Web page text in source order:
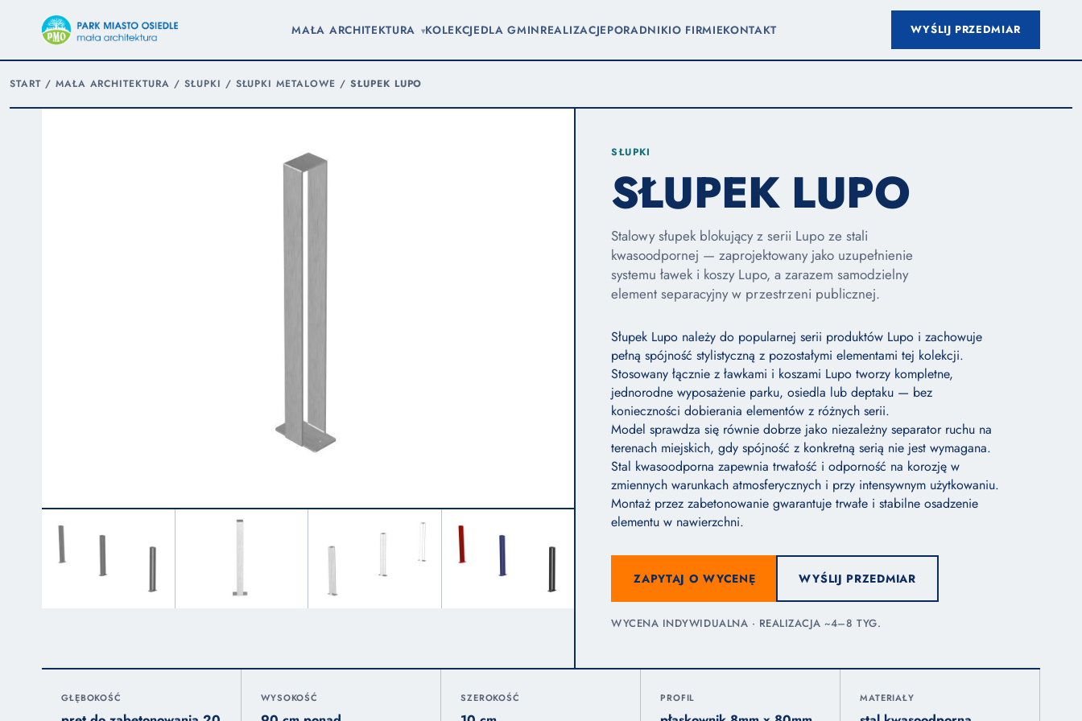
MAŁA ARCHITEKTURA ▾KOLEKCJEDLA GMINREALIZACJEPORADNIKIO FIRMIEKONTAKT WYŚLIJ PRZEDMIAR
START/ MAŁA ARCHITEKTURA / SŁUPKI / SŁUPKI METALOWE / SŁUPEK LUPO
SŁUPKI
SŁUPEK LUPO
Stalowy słupek blokujący z serii Lupo ze stali
kwasoodpornej — zaprojektowany jako uzupełnienie
systemu ławek i koszy Lupo, a zarazem samodzielny
element separacyjny w przestrzeni publicznej.
Słupek Lupo należy do popularnej serii produktów Lupo i zachowuje
pełną spójność stylistyczną z pozostałymi elementami tej kolekcji.
Stosowany łącznie z ławkami i koszami Lupo tworzy kompletne,
jednorodne wyposażenie parku, osiedla lub deptaku — bez
konieczności dobierania elementów z różnych serii.
Model sprawdza się równie dobrze jako niezależny separator ruchu na
terenach miejskich, gdy spójność z konkretną serią nie jest wymagana.
Stal kwasoodporna zapewnia trwałość i odporność na korozję w
zmiennych warunkach atmosferycznych i przy intensywnym użytkowaniu.
Montaż przez zabetonowanie gwarantuje trwałe i stabilne osadzenie
elementu w nawierzchni.
ZAPYTAJ O WYCENĘ WYŚLIJ PRZEDMIAR
WYCENA INDYWIDUALNA · REALIZACJA ~4–8 TYG.
GŁĘBOKOŚĆ WYSOKOŚĆ SZEROKOŚĆ PROFIL MATERIAŁY